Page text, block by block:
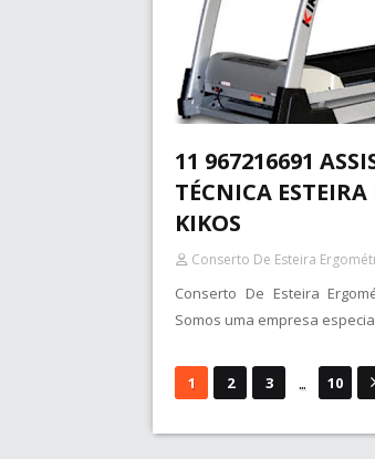
11 967216691
TÉCNICA
KIKOS
Conserto De Esteira
Conserto De Esteira
Somos uma empresa
1 2 3 ... 10